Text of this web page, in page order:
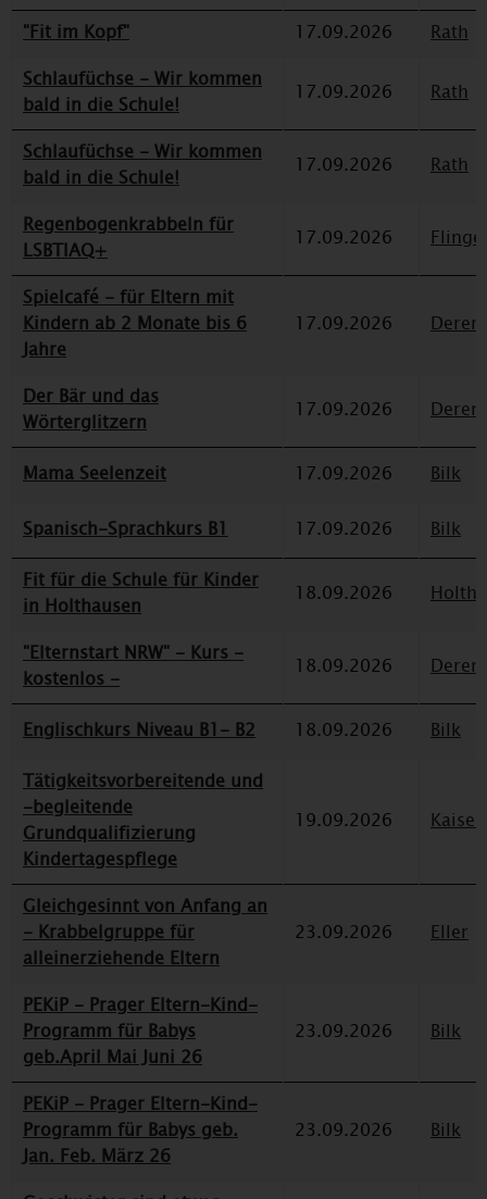
"Fit im Kopf" 17.09.2026
Rath
Schlaufüchse - Wir kommen
bald in die Schule!
17.09.2026 Rath
Schlaufüchse - Wir kommen
bald in die Schule!
17.09.2026 Rath
Regenbogenkrabbeln für
LSBTIAQ+
17.09.2026
Spielcafé - für Eltern mit
Kindern ab 2 Monate bis 6
Jahre
17.09.2026
Der Bär und das
Wörterglitzern
17.09.2026
Mama Seelenzeit 17.09.2026 Bilk
Spanisch-Sprachkurs B1 17.09.2026
Bilk
Fit für die Schule für Kinder
in Holthausen
18.09.2026
"Elternstart NRW" - Kurs -
kostenlos -
18.09.2026
Englischkurs Niveau B1- B2 18.09.2026
Bilk
Tätigkeitsvorbereitende und
-begleitende
Grundqualifizierung
Kindertagespflege
19.09.2026
Gleichgesinnt von Anfang an
- Krabbelgruppe für
alleinerziehende Eltern
23.09.2026 Eller
PEKiP - Prager Eltern-Kind-
Programm für Babys
geb.April Mai Juni 26
23.09.2026 Bilk
PEKiP - Prager Eltern-Kind-
Programm für Babys geb.
Jan. Feb. März 26
23.09.2026 Bilk